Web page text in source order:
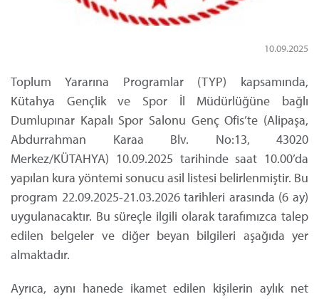
10.09.2025
Toplum Yararına Programlar (TYP) kapsamında,
Kütahya Gençlik ve Spor İl Müdürlüğüne bağlı
Dumlupınar Kapalı Spor Salonu Genç Ofis’te (Alipaşa,
Abdurrahman Karaa Blv. No:13, 43020
Merkez/KÜTAHYA) 10.09.2025 tarihinde saat 10.00’da
yapılan kura yöntemi sonucu asil listesi belirlenmiştir. Bu
program 22.09.2025-21.03.2026 tarihleri arasında (6 ay)
uygulanacaktır. Bu süreçle ilgili olarak tarafımızca talep
edilen belgeler ve diğer beyan bilgileri aşağıda yer
almaktadır.
Ayrıca, aynı hanede ikamet edilen kişilerin aylık net